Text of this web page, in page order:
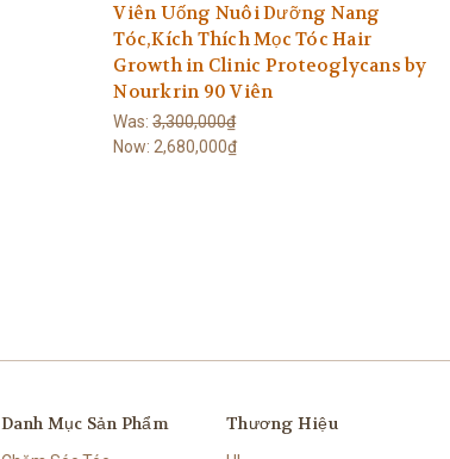
Viên Uống Nuôi Dưỡng Nang
Tóc,Kích Thích Mọc Tóc Hair
Growth in Clinic Proteoglycans by
Nourkrin 90 Viên
Was:3,300,000₫
Now: 2,680,000₫
Danh Mục Sản Phẩm Thương Hiệu